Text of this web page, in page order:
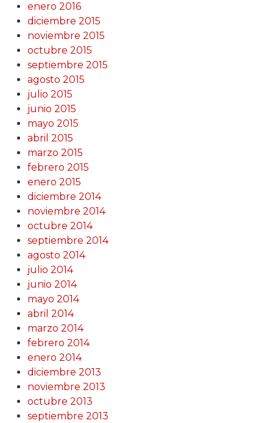
enero 2016
diciembre 2015
noviembre 2015
octubre 2015
septiembre 2015
agosto 2015
julio 2015
junio 2015
mayo 2015
abril 2015
marzo 2015
febrero 2015
enero 2015
diciembre 2014
noviembre 2014
octubre 2014
septiembre 2014
agosto 2014
julio 2014
junio 2014
mayo 2014
abril 2014
marzo 2014
febrero 2014
enero 2014
diciembre 2013
noviembre 2013
octubre 2013
septiembre 2013